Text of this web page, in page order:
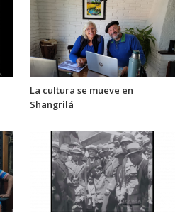
La cultura se mueve en
Shangrilá